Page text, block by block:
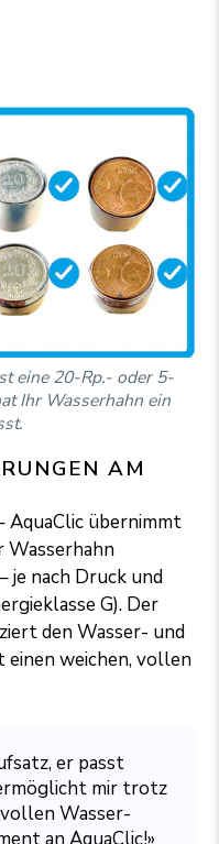
eine 20-Rp.- oder 5-
Ihr Wasserhahn ein
AM
AquaClic übernimmt
Wasserhahn
je nach Druck und
G). Der
den Wasser- und
einen wei­chen, vollen
er passt
mir trotz
vol­len Was­ser­